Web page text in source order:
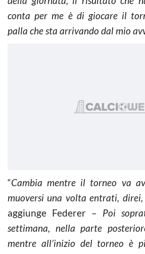
conta per me è di giocare il
palla che sta arrivando dal mio
“Cambia mentre il torneo va
muoversi una volta entrati,
aggiunge Federer – Poi
settimana, nella parte
mentre all’inizio del torneo è